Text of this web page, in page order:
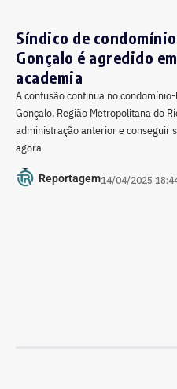
Síndico de
Gonçalo é agredido
academia
A confusão continua no
Gonçalo, Região Metropolitana do
administração anterior e conseguir
agora
Reportagem14/04/2025